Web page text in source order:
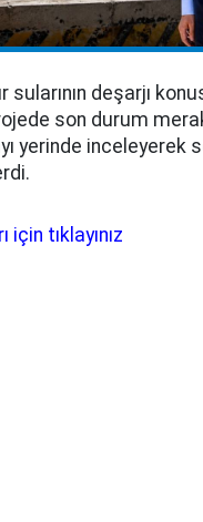
sularının deşarjı
son durum
yerinde inceleyerek
tıklayınız